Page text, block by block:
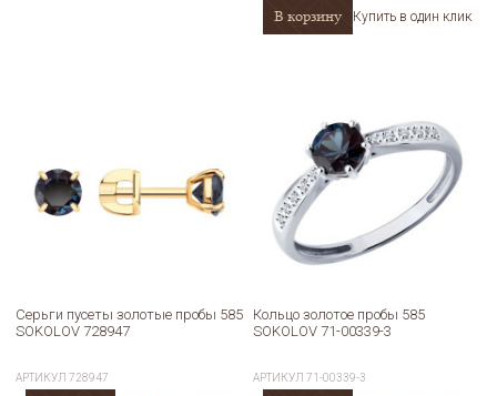
В корзину Купить в один клик
Серьги пусеты золотые пробы 585
SOKOLOV 728947
АРТИКУЛ728947
Кольцо золотое пробы 585
SOKOLOV 71-00339-3
АРТИКУЛ71-00339-3